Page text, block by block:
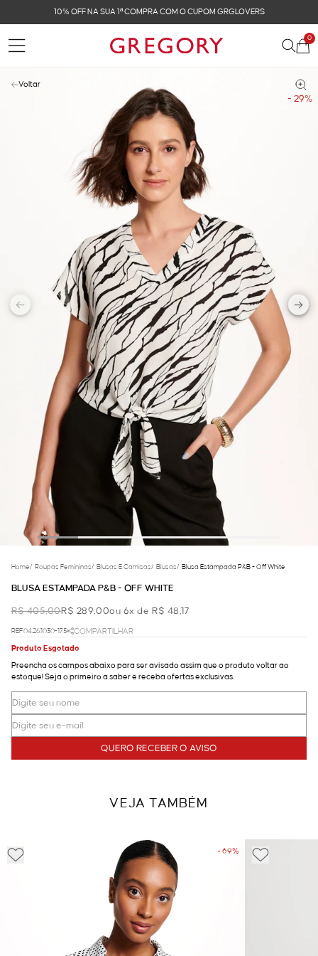
FRETE GRÁTIS NAS COMPRAS ACIMA DE R$ 899
0
- 29%
Voltar
Home/ Roupas Femininas/ Blusas E Camisas/ Blusas/ Blusa Estampada P&b - Off White
BLUSA ESTAMPADA P&B - OFF WHITE
R$ 405,00R$ 289,00ou 6x de R$ 48,17
REF.04.26.1030-175
COMPARTILHAR
Produto Esgotado
Preencha os campos abaixo para ser avisado assim que o produto voltar ao
estoque! Seja o primeiro a saber e receba ofertas exclusivas.
QUERO RECEBER O AVISO
VEJA TAMBÉM
- 69%